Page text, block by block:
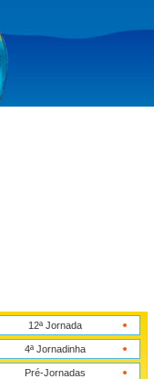
12ª Jornada
4ª Jornadinha
Pré-Jornadas